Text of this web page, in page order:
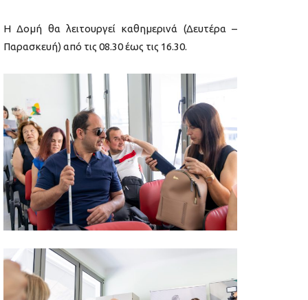
Η Δομή θα λειτουργεί καθημερινά (Δευτέρα –
Παρασκευή) από τις 08.30 έως τις 16.30.